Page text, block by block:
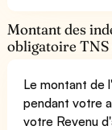
Montant des
obligatoire TNS
Le montant de
pendant votre
votre Revenu